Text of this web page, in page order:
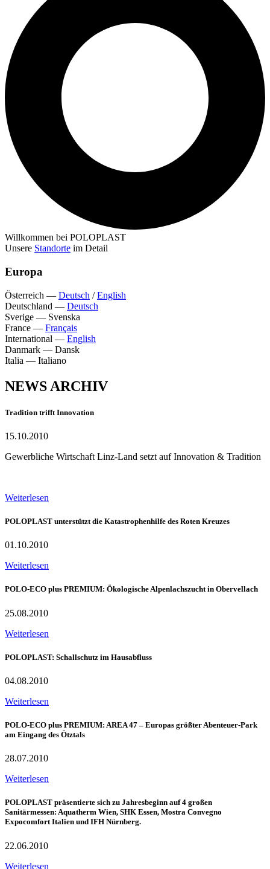
Willkommen bei POLOPLAST
Unsere Standorte im Detail
Europa
Österreich — Deutsch /English
Deutschland — Deutsch
Sverige — Svenska
France — Français
International — English
Danmark — Dansk
Italia — Italiano
NEWS ARCHIV
Tradition trifft Innovation
15.10.2010
Gewerbliche Wirtschaft Linz-Land setzt auf Innovation & Tradition
Weiterlesen
POLOPLAST unterstützt die Katastrophenhilfe des Roten Kreuzes
01.10.2010
Weiterlesen
POLO-ECO plus PREMIUM: Ökologische Alpenlachszucht in Obervellach
25.08.2010
Weiterlesen
POLOPLAST: Schallschutz im Hausabfluss
04.08.2010
Weiterlesen
POLO-ECO plus PREMIUM: AREA 47 – Europas größter Abenteuer-Park
am Eingang des Ötztals
28.07.2010
Weiterlesen
POLOPLAST präsentierte sich zu Jahresbeginn auf 4 großen
Sanitärmessen: Aquatherm Wien, SHK Essen, Mostra Convegno
Expocomfort Italien und IFH Nürnberg.
22.06.2010
Weiterlesen